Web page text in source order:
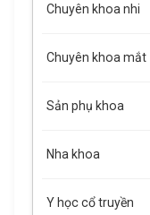
Chuyên khoa nhi
Chuyên khoa mắt
Sản phụ khoa
Nha khoa
Y học cổ truyền